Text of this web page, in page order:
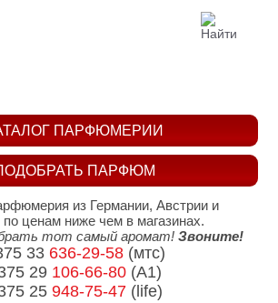
ПАРФЮМ
ПАРФЮМЕРИИ
из Германии, Австрии и
ценам ниже чем в магазинах.
тот самый аромат! Звоните!
33 636-29-58(мтс)
29 106-66-80 (A1)
25 948-75-47(life)